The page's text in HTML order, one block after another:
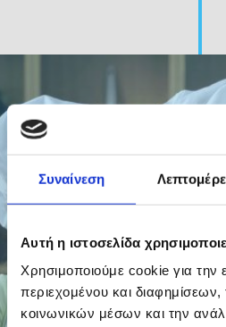
Συναίνεση
Αυτή η ιστοσελίδα
Χρησιμοποιούμε cookie για την
περιεχομένου και
κοινωνικών μέσων και την
ΚΕΝΤΡΟ
ΑΠΑΣΧΟΛΗΣΗΣ -
«Παραμύθι
Σας περιμένουμε στο